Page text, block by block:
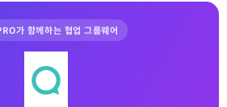
가 함께하는 협업 그룹웨어